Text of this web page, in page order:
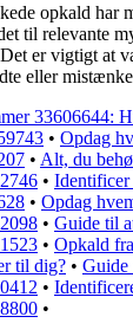
opkald har
til relevante
er vigtigt at
eller
33606644:
• Opdag
• Alt, du
• Identificer
• Opdag
• Guide til
• Opkald
til dig? • Guide
•
•